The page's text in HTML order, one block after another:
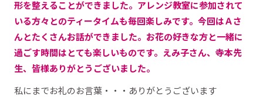
形を整えることができました。アレンジ教室に参加されて
いる方々とのティータイムも毎回楽しみです。今回はＡさ
んとたくさんお話ができました。お花の好きな方と一緒に
過ごす時間はとても楽しいものです。えみ子さん、寺本先
生、皆様ありがとうございました。
私にまでお礼のお言葉・・・ありがとうございます